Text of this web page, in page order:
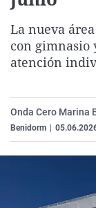
La nueva
con gimnasio
atención
Onda Cero Marina
Benidorm